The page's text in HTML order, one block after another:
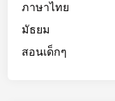
ภาษาไทย
มัธยม
สอนเด็กๆ